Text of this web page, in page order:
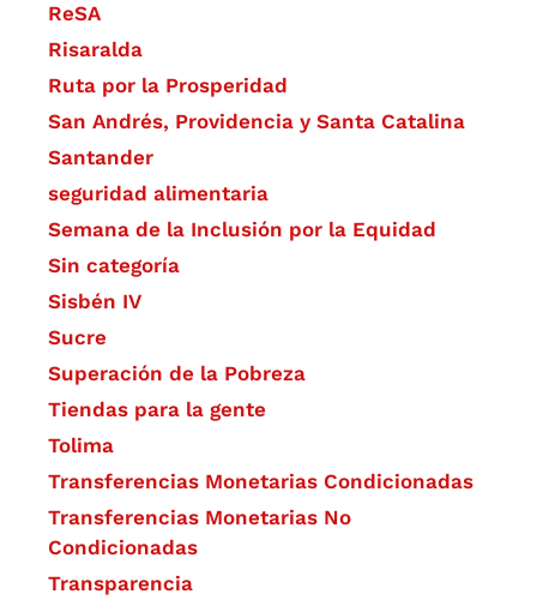
ReSA
Risaralda
Ruta por la Prosperidad
San Andrés, Providencia y Santa Catalina
Santander
seguridad alimentaria
Semana de la Inclusión por la Equidad
Sin categoría
Sisbén IV
Sucre
Superación de la Pobreza
Tiendas para la gente
Tolima
Transferencias Monetarias Condicionadas
Transferencias Monetarias No
Condicionadas
Transparencia